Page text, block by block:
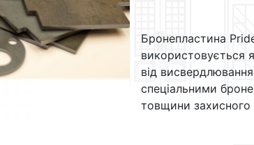
Бронепластина
використовується
від
спеціальними
товщини